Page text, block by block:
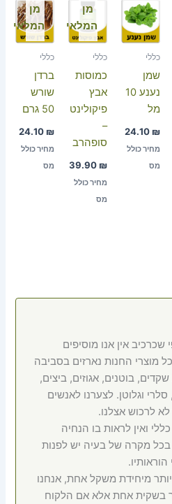
כללי
שמן
נענע 10
מל
24.10 ₪
מחיר כולל
מס
מן
המלאי
כללי
כמוסות
אבץ
פיקולינט
–
סופהרב
39.90 ₪
מחיר כולל
מס
מן
המלאי
כללי
ברדן
שורש
50 גרם
24.10 ₪
מחיר כולל
מס
שכרכיב אין אנו מוסיפים
מוצרי החנות נארזים בסביבה
בוטנים, אגוזים, ביצים,
וגלוטן. לצערנו לאנשים
לרכוש אצלנו.
ואין לראות בו הנחיה
בכל מקרה של בעיה יש לפנות
מיחידת משקל אחת, אנחנו
בשקית אחת אלא אם הלקוח